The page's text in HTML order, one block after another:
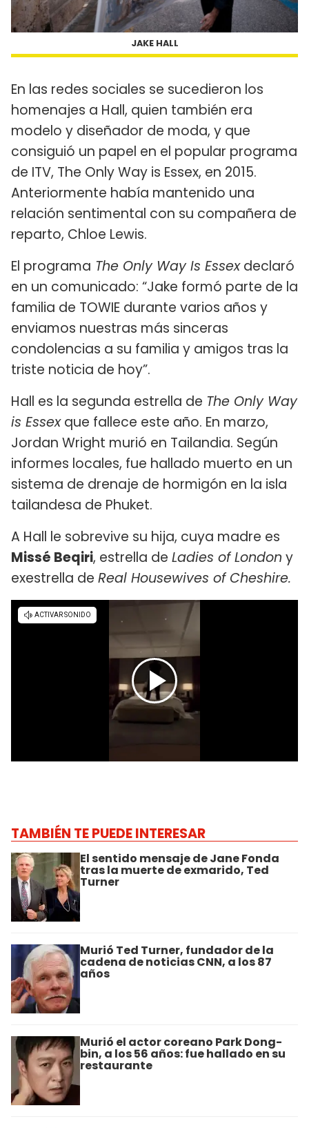
JAKE HALL
En las redes sociales se sucedieron los
homenajes a Hall, quien también era
modelo y diseñador de moda, y que
consiguió un papel en el popular programa
de ITV, The Only Way is Essex, en 2015.
Anteriormente había mantenido una
relación sentimental con su compañera de
reparto, Chloe Lewis.
El programa The Only Way Is Essexdeclaró
en un comunicado: “Jake formó parte de la
familia de TOWIE durante varios años y
enviamos nuestras más sinceras
condolencias a su familia y amigos tras la
triste noticia de hoy”.
Hall es la segunda estrella de The Only Way
is Essexque fallece este año. En marzo,
Jordan Wright murió en Tailandia. Según
informes locales, fue hallado muerto en un
sistema de drenaje de hormigón en la isla
tailandesa de Phuket.
A Hall le sobrevive su hija, cuya madre es
Missé Beqiri, estrella de Ladies of London y
exestrella de Real Housewives of Cheshire.
TAMBIÉN TE PUEDE INTERESAR
El sentido mensaje de Jane Fonda
tras la muerte de exmarido, Ted
Turner
Murió Ted Turner, fundador de la
cadena de noticias CNN, a los 87
años
Murió el actor coreano Park Dong-
bin, a los 56 años: fue hallado en su
restaurante